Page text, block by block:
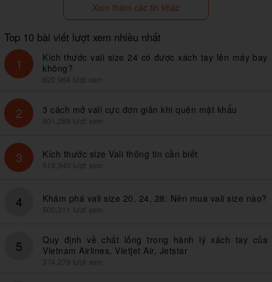
Xem thêm các tin khác
Top 10 bài viết lượt xem nhiều nhất
1
Kích thước vali size 24 có được xách tay lên máy bay
không?
620,964 lượt xem
2 3 cách mở vali cực đơn giản khi quên mật khẩu
601,289 lượt xem
3 Kích thước size Vali thông tin cần biết
519,940 lượt xem
4 Khám phá vali size 20, 24, 28: Nên mua vali size nào?
500,311 lượt xem
5
Quy định về chất lỏng trong hành lý xách tay của
Vietnam Airlines, Vietjet Air, Jetstar
374,279 lượt xem